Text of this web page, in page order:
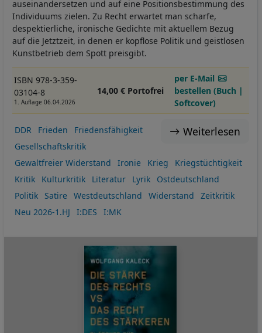
auseinandersetzen und auf eine Positionsbestimmung des
Individuums zielen. Zu Recht erwartet man scharfe,
despektierliche, ironische Gedichte mit aktuellem Bezug
auf die Jetztzeit, in denen er kopflose Politik und geistlosen
Kunstbetrieb dem Spott preisgibt.
ISBN 978-3-359-
03104-8
1. Auflage 06.04.2026
14,00 € Portofrei
per E-Mail
bestellen (Buch |
Softcover)
Weiterlesen
DDR Frieden
Friedensfähigkeit
Gesellschaftskritik
Gewaltfreier Widerstand
Ironie Krieg
Kriegstüchtigkeit
Kritik
Kulturkritik Literatur Lyrik
Ostdeutschland
Politik
Satire Westdeutschland Widerstand
Zeitkritik
Neu 2026-1.HJ
I:DES I:MK